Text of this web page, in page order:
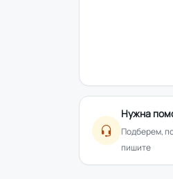
Нужна
Подберем,
пишите